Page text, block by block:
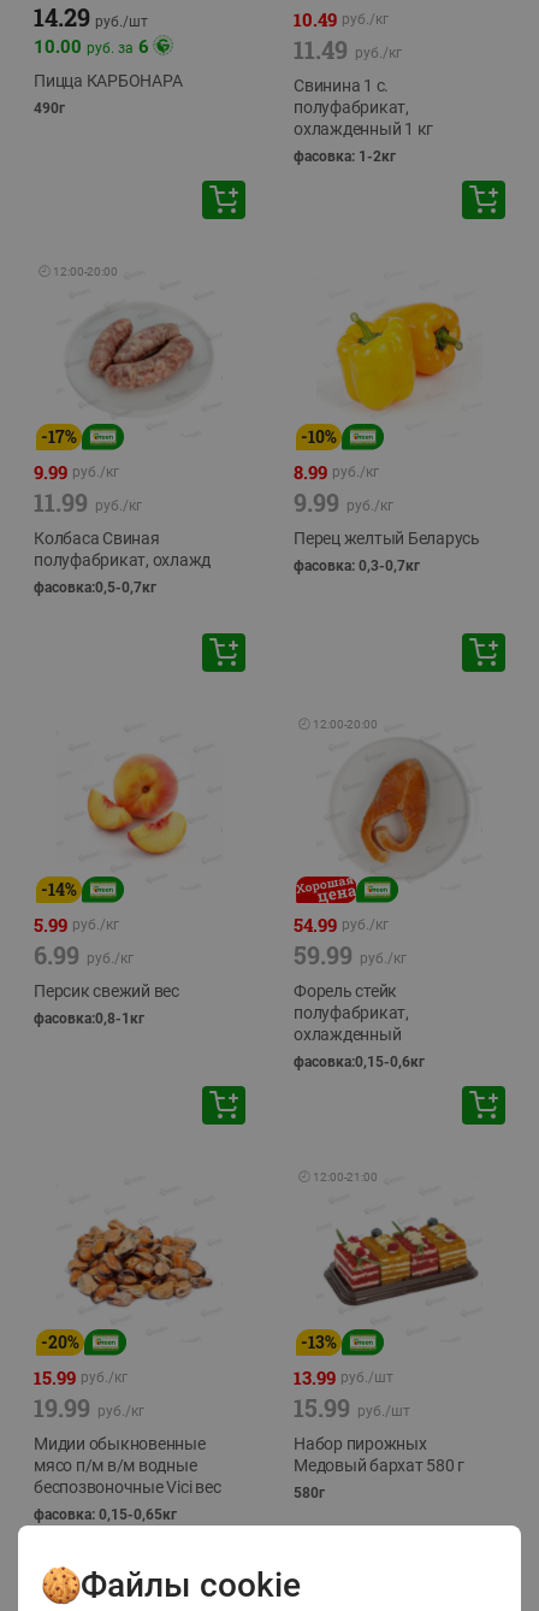
14.29 руб./шт
10.00 руб. за 6
Пицца КАРБОНАРА
490г
10.49 руб./кг
11.49 руб./кг
Свинина 1 с.
полуфабрикат,
охлажденный 1 кг
фасовка: 1-2кг
🕘 12:00-20:00
-17%
9.99 руб./кг
11.99 руб./кг
Колбаса Свиная
полуфабрикат, охлажд
фасовка:0,5-0,7кг
-10%
8.99 руб./кг
9.99 руб./кг
Перец желтый Беларусь
фасовка: 0,3-0,7кг
-14%
5.99 руб./кг
6.99 руб./кг
Персик свежий вес
фасовка:0,8-1кг
🕘 12:00-20:00
54.99 руб./кг
59.99 руб./кг
Форель стейк
полуфабрикат,
охлажденный
фасовка:0,15-0,6кг
-20%
15.99 руб./кг
19.99 руб./кг
Мидии обыкновенные
мясо п/м в/м водные
беспозвоночные Vici вес
фасовка: 0,15-0,65кг
🕘 12:00-21:00
-13%
13.99 руб./шт
15.99 руб./шт
Набор пирожных
Медовый бархат 580 г
580г
Файлы cookie